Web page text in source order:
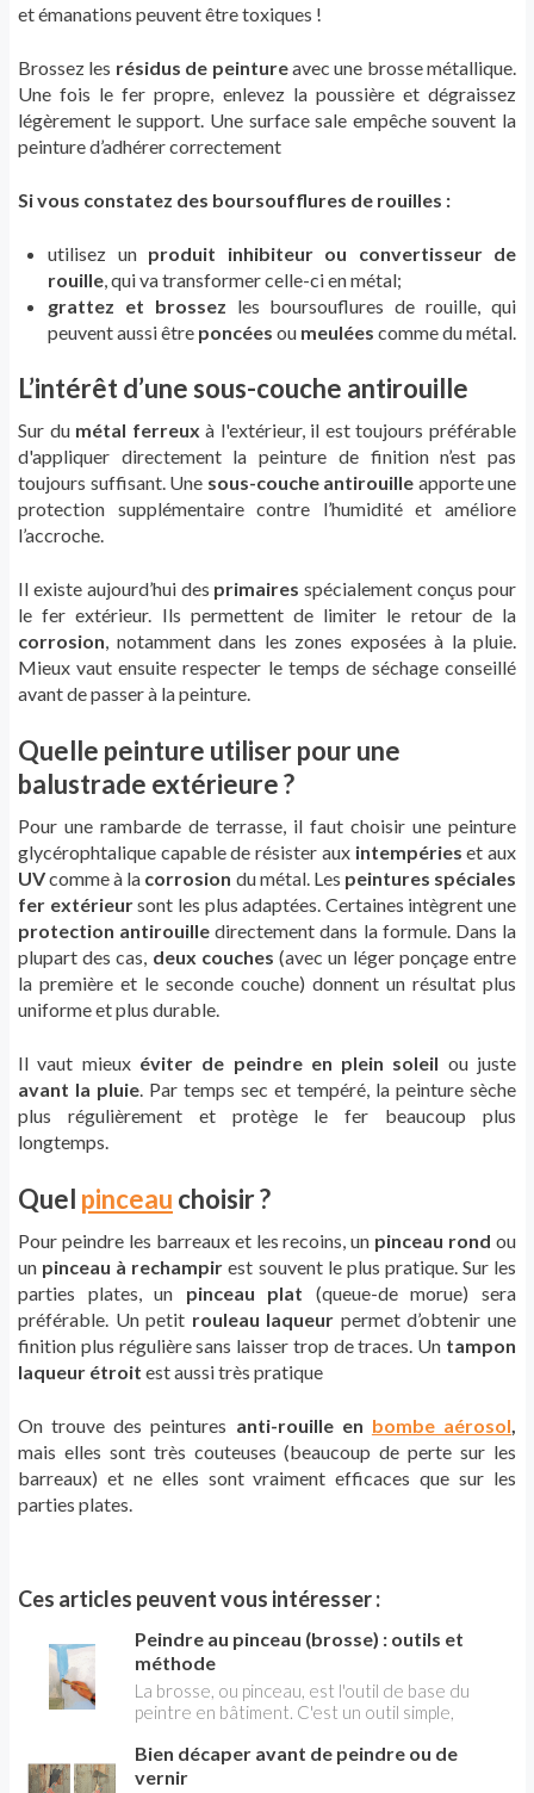
et émanations peuvent être toxiques !
Brossez les résidus de peintureavec une brosse métallique.
Une fois le fer propre, enlevez la poussière et dégraissez
légèrement le support. Une surface sale empêche souvent la
peinture d’adhérer correctement
Si vous constatez des boursoufflures de rouilles :
utilisez un produit inhibiteur ou convertisseur de
rouille , qui va transformer celle-ci en métal;
grattez et brossez les boursouflures de rouille, qui
peuvent aussi être poncées ou meulées comme du métal.
L’intérêt d’une sous-couche antirouille
Sur du métal ferreux à l'extérieur, il est toujours préférable
d'appliquer directement la peinture de finition n’est pas
toujours suffisant. Une sous-couche antirouille apporte une
protection supplémentaire contre l’humidité et améliore
l’accroche.
Il existe aujourd’hui des primaires spécialement conçus pour
le fer extérieur. Ils permettent de limiter le retour de la
corrosion , notamment dans les zones exposées à la pluie.
Mieux vaut ensuite respecter le temps de séchage conseillé
avant de passer à la peinture.
Quelle peinture utiliser pour une
balustrade extérieure ?
Pour une rambarde de terrasse, il faut choisir une peinture
glycérophtalique capable de résister aux intempéries et aux
UVcomme à la corrosion du métal. Les peintures spéciales
fer extérieursont les plus adaptées. Certaines intègrent une
protection antirouille directement dans la formule. Dans la
plupart des cas, deux couches (avec un léger ponçage entre
la première et le seconde couche) donnent un résultat plus
uniforme et plus durable.
Il vaut mieux éviter de peindre en plein soleil ou juste
avant la pluie . Par temps sec et tempéré, la peinture sèche
plus régulièrement et protège le fer beaucoup plus
longtemps.
Quel pinceau choisir ?
Pour peindre les barreaux et les recoins, un pinceau rond ou
un pinceau à rechampir est souvent le plus pratique. Sur les
parties plates, un pinceau plat (queue-de morue) sera
préférable. Un petit rouleau laqueur permet d’obtenir une
finition plus régulière sans laisser trop de traces. Un tampon
laqueur étroit est aussi très pratique
On trouve des peintures anti-rouille en bombe aérosol
mais elles sont très couteuses (beaucoup de perte sur les
barreaux) et ne elles sont vraiment efficaces que sur les
parties plates.
Ces articles peuvent vous intéresser :
Peindre au pinceau (brosse) : outils et
méthode
La brosse, ou pinceau, est l'outil de base du
peintre en bâtiment. C'est un outil simple,
tous les types de peintures, mates, satinée et
surtout brillante (laques). Plusieurs font partie
Bien décaper avant de peindre ou de
vernir